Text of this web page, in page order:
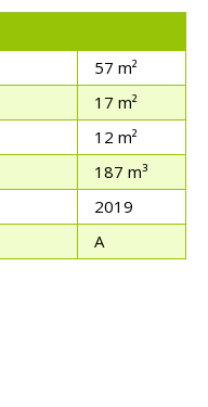
57 m²
17 m²
12 m²
187 m³
2019
A